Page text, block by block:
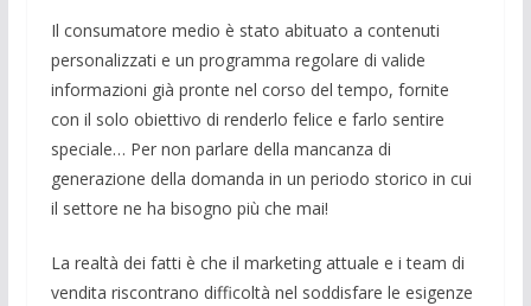
Il consumatore medio è stato abituato a contenuti
personalizzati e un programma regolare di valide
informazioni già pronte nel corso del tempo, fornite
con il solo obiettivo di renderlo felice e farlo sentire
speciale… Per non parlare della mancanza di
generazione della domanda in un periodo storico in cui
il settore ne ha bisogno più che mai!
La realtà dei fatti è che il marketing attuale e i team di
vendita riscontrano difficoltà nel soddisfare le esigenze